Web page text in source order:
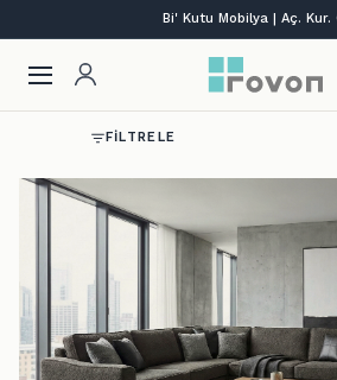
Tüm kredi kartlarına vade
FILTRELE